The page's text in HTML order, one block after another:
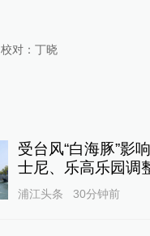
校对： 丁晓
受台风“白海豚”影
士尼、乐高乐园调
浦江头条 30分钟前